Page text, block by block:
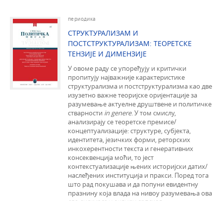
периодика
СТРУКТУРАЛИЗАМ И
ПОСТСТРУКТУРАЛИЗАМ: ТЕОРЕТСКЕ
ТЕНЗИЈЕ И ДИМЕНЗИЈЕ
У овоме раду се упоређују и критички
пропитују најважније карактеристике
структурализма и постструктурализма као две
изузетно важне теоријске оријентације за
разумевање актуелне друштвене и политичке
стварности in genere. У том смислу,
анализирају се теоретске премисе/
концептуализације: структуре, субјекта,
идентитета, језичких форми, реторских
инкохерентности текста и генеративних
консеквенција моћи, то јест
контекстуализације њених историјски датих/
наслеђених институција и пракси. Поред тога
што рад покушава и да попуни евидентну
празнину која влада на нивоу разумевања ова